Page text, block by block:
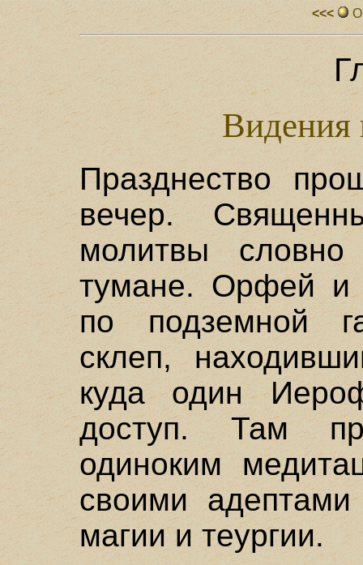
<<<
Видения
Празднество
вечер.
молитвы
тумане. Орфей и
по подземной
склеп,
куда один
доступ. Там
одиноким
своими
магии и теургии.